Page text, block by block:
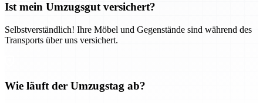
Ist mein Umzugsgut versichert?
Selbstverständlich! Ihre Möbel und Gegenstände sind während des
Transports über uns versichert.
Wie läuft der Umzugstag ab?